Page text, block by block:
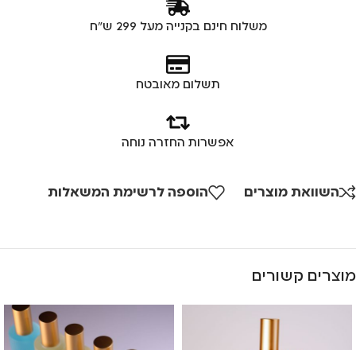
משלוח חינם בקנייה מעל 299 ש"ח
תשלום מאובטח
אפשרות החזרה נוחה
השוואת מוצרים הוספה לרשימת המשאלות
מוצרים קשורים